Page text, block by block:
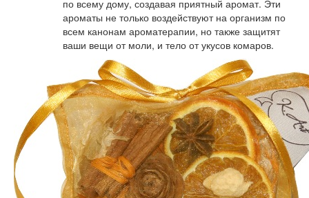
по всему дому, создавая приятный аромат. Эти
ароматы не только воздействуют на организм по
всем канонам ароматерапии, но также защитят
ваши вещи от моли, и тело от укусов комаров.